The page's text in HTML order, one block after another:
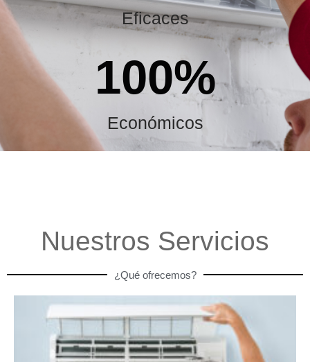
Eficaces
Económicos
100%
Nuestros Servicios
¿Qué ofrecemos?